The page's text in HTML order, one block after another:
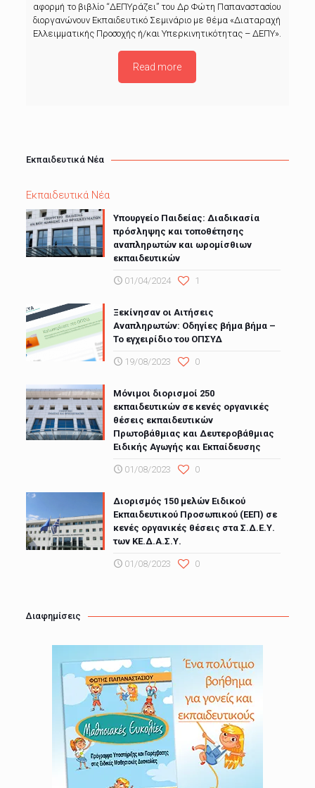
αφορμή το βιβλίο “ΔΕΠΥράζει” του Δρ Φώτη Παπαναστασίου
διοργανώνουν Εκπαιδευτικό Σεμινάριο με θέμα «Διαταραχή
Ελλειμματικής Προσοχής ή/και Υπερκινητικότητας – ΔΕΠΥ».
Read more
Εκπαιδευτικά Νέα
Εκπαιδευτικά Νέα
Υπουργείο Παιδείας: Διαδικασία
πρόσληψης και τοποθέτησης
αναπληρωτών και ωρομίσθιων
εκπαιδευτικών
01/04/2024 1
Ξεκίνησαν οι Αιτήσεις
Αναπληρωτών: Οδηγίες βήμα βήμα –
Το εγχειρίδιο του ΟΠΣΥΔ
19/08/2023 0
Μόνιμοι διορισμοί 250
εκπαιδευτικών σε κενές οργανικές
θέσεις εκπαιδευτικών
Πρωτοβάθμιας και Δευτεροβάθμιας
Ειδικής Αγωγής και Εκπαίδευσης
01/08/2023 0
Διορισμός 150 μελών Ειδικού
Εκπαιδευτικού Προσωπικού (ΕΕΠ) σε
κενές οργανικές θέσεις στα Σ.Δ.Ε.Υ.
των ΚΕ.Δ.Α.Σ.Υ.
01/08/2023 0
Διαφημίσεις